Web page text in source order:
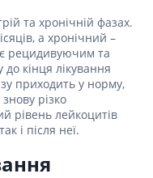
та хронічній фазах.
а хронічний –
рецидивуючим та
кінця лікування
приходить у норму,
різко
рівень лейкоцитів
і після неї.